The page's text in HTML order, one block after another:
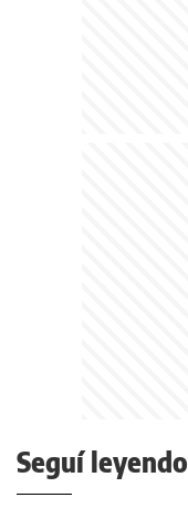
Seguí leyendo